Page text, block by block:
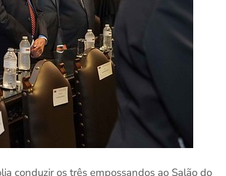
conduzir os três empossandos ao Salão do